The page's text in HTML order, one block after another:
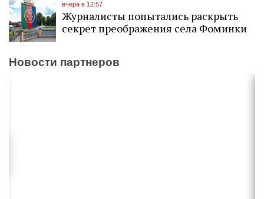
вчера в 12:57
Журналисты попытались раскрыть
секрет преображения села Фоминки
Новости партнеров